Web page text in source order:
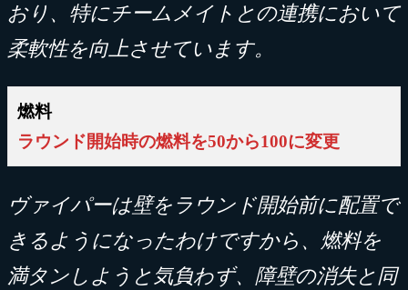
おり、特にチームメイトとの連携において
柔軟性を向上させています。
燃料
ラウンド開始時の燃料を50から100に変更
ヴァイパーは壁をラウンド開始前に配置で
きるようになったわけですから、燃料を
満タンしようと気負わず、障壁の消失と同